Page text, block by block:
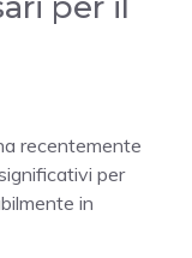
recentemente
per
in